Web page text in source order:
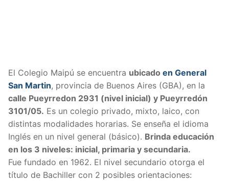
El Colegio Maipú se encuentra ubicado en General
San Martin, provincia de Buenos Aires (GBA), en la
calle Pueyrredon 2931 (nivel inicial) y Pueyrredón
3101/05. Es un colegio privado, mixto, laico, con
distintas modalidades horarias. Se enseña el idioma
Inglés en un nivel general (básico). Brinda educación
en los 3 niveles: inicial, primaria y secundaria.
Fue fundado en 1962. El nivel secundario otorga el
título de Bachiller con 2 posibles orientaciones: